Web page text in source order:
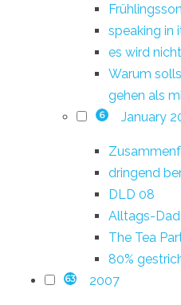
speaking in
es wird
Warum
gehen als
6 January
dringend
DLD 08
Alltags-
The Tea
80%
63 2007